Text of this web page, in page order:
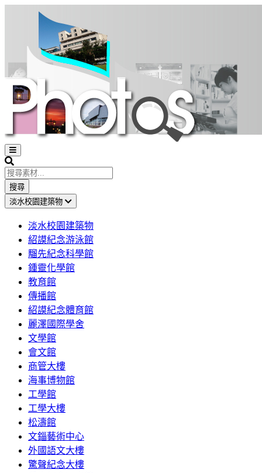
Open
sidebar
Search
搜尋
淡水校園建築物
淡水校園建築物
紹謨紀念游泳館
騮先紀念科學館
鍾靈化學館
教育館
傳播館
紹謨紀念體育館
麗澤國際學舍
文學館
會文館
商管大樓
海事博物館
工學館
工學大樓
松濤館
文錙藝術中心
外國語文大樓
驚聲紀念大樓